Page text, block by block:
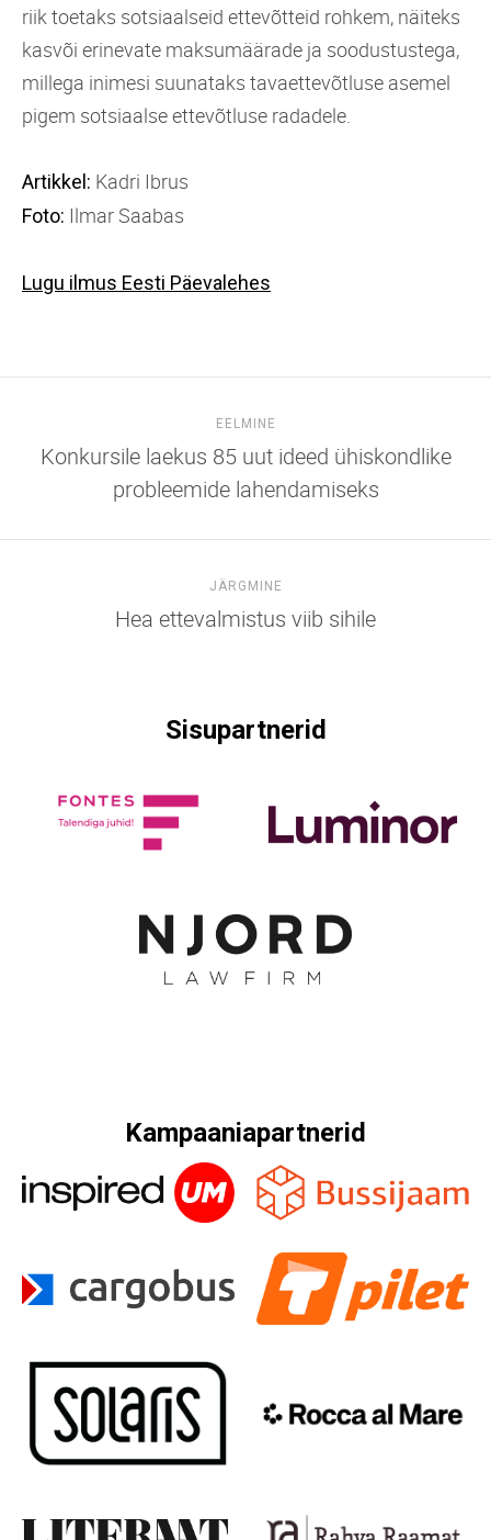
riik toetaks sotsiaalseid ettevõtteid rohkem, näiteks
kasvõi erinevate maksumäärade ja soodustustega,
millega inimesi suunataks tavaettevõtluse asemel
pigem sotsiaalse ettevõtluse radadele.
Artikkel: Kadri Ibrus
Foto: Ilmar Saabas
Lugu ilmus Eesti Päevalehes
EELMINE
Konkursile laekus 85 uut ideed ühiskondlike
probleemide lahendamiseks
JÄRGMINE
Hea ettevalmistus viib sihile
Sisupartnerid
Kampaaniapartnerid